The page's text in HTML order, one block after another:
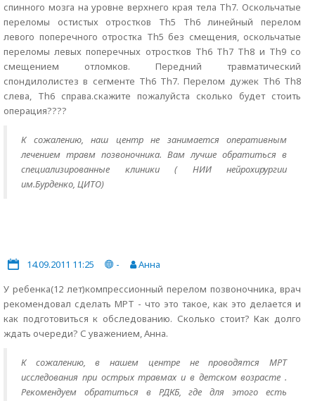
спинного мозга на уровне верхнего края тела Th7. Оскольчатые
переломы остистых отростков Th5 Th6 линейный перелом
левого поперечного отростка Th5 без смещения, оскольчатые
переломы левых поперечных отростков Th6 Th7 Th8 и Th9 со
смещением отломков. Передний травматический
спондилолистез в сегменте Th6 Th7. Перелом дужек Th6 Th8
слева, Th6 справа.скажите пожалуйста сколько будет стоить
операция????
К сожалению, наш центр не занимается оперативным
лечением травм позвоночника. Вам лучше обратиться в
специализированные клиники ( НИИ нейрохирургии
им.Бурденко, ЦИТО)
14.09.2011 11:25 -
Анна
У ребенка(12 лет)компрессионный перелом позвоночника, врач
рекомендовал сделать МРТ - что это такое, как это делается и
как подготовиться к обследованию. Сколько стоит? Как долго
ждать очереди? С уважением, Анна.
К сожалению, в нашем центре не проводятся МРТ
исследования при острых травмах и в детском возрасте .
Рекомендуем обратиться в РДКБ, где для этого есть